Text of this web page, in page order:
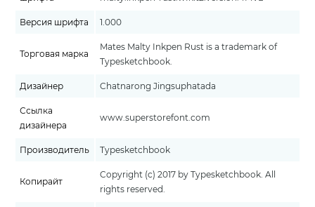
Версия шрифта 1.000
Торговая марка
Mates Malty Inkpen Rust is a trademark of
Typesketchbook.
Дизайнер Chatnarong Jingsuphatada
Ссылка
дизайнера
www.superstorefont.com
Производитель Typesketchbook
Копирайт
Copyright (c) 2017 by Typesketchbook. All
rights reserved.